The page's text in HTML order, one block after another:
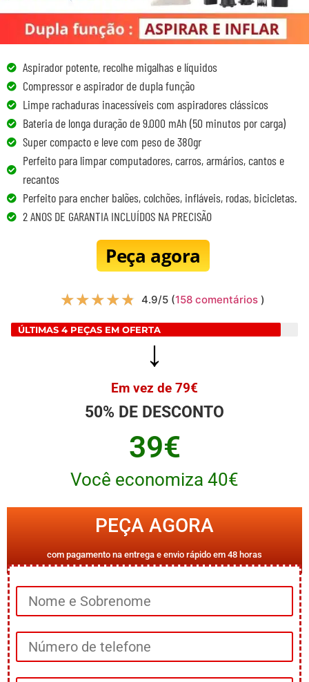
Aspirador potente, recolhe migalhas e líquidos
Compressor e aspirador de dupla função
Limpe rachaduras inacessíveis com aspiradores clássicos
Bateria de longa duração de 9.000 mAh (50 minutos por carga)
Super compacto e leve com peso de 380gr
Perfeito para limpar computadores, carros, armários, cantos e
recantos
Perfeito para encher balões, colchões, infláveis, rodas, bicicletas.
2 ANOS DE GARANTIA INCLUÍDOS NA PRECISÃO
Peça agora
★★★★★ 4.9/5 (158 comentários )
ÚLTIMAS 4 PEÇAS EM OFERTA
↓
Em vez de 79€
50% DE DESCONTO
39€
Você economiza 40€
PEÇA AGORA
com pagamento na entrega e envio rápido em 48 horas